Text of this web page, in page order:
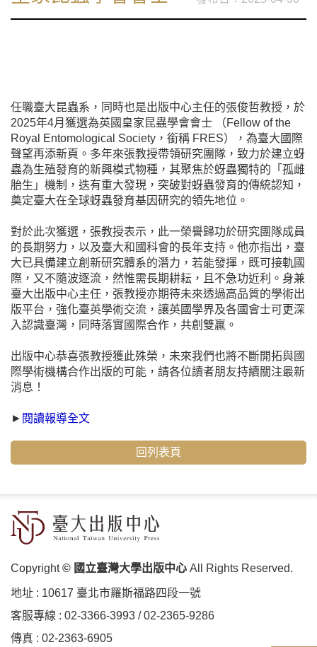
任職臺大昆蟲系，同時也是出版中心主任的張俊哲教授，於
2025年4月獲選為英國皇家昆蟲學會會士 （Fellow of the
Royal Entomological Society，銜稱 FRES），為臺大國際
聲望再添新頁。多年來張教授帶領研究團隊，致力於建立蚜
蟲為生殖發育的新興模式物種，其聚焦於蚜蟲獨特的「孤雌
胎生」機制，迭有重大發現，突破對蚜蟲發育的傳統認知，
奠定臺大在全球蚜蟲發育基因研究的領先地位。
對於此次獲選，張教授表示，此一榮譽歸功於研究團隊成員
的長期努力，以及臺大和國科會的長年支持。他亦指出，臺
大已具備建立創新研究體系的潛力，若能發揮，既可接軌國
際，又不隨波逐流，然惟需長期耕耘，且不急功近利。身兼
臺大出版中心主任，張教授亦期待未來透過高品質的學術出
版平台，強化臺英學術交流，讓英國學界及各國會士可更深
入認識臺灣，同時落實國際合作，共創雙贏。
出版中心恭喜張教授獲此殊榮，未來我們也將不斷開拓與國
際學術機構合作出版的可能，請各位讀者朋友持續關注最新
消息！
► 閱讀報導全文
回列表頁
Copyright© 國立臺灣大學出版中心 All Rights Reserved.
地址 : 10617 臺北市羅斯福路四段⼀號
客服專線 : 02-3366-3993 /02-2365-9286
傳真 : 02-2363-6905